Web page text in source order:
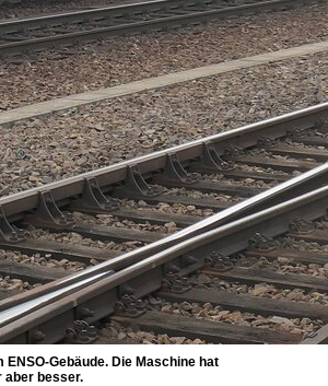
Gebäude. Die Maschine hat
aber besser.